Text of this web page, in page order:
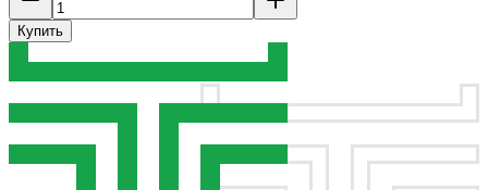
Купить